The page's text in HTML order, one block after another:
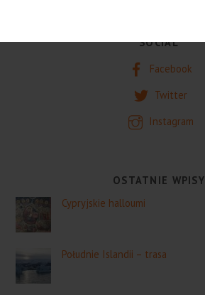
SOCIAL
Facebook
Twitter
Instagram
OSTATNIE WPISY
Cypryjskie halloumi
Południe Islandii – trasa